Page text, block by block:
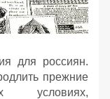
для россиян.
прежние
условиях,